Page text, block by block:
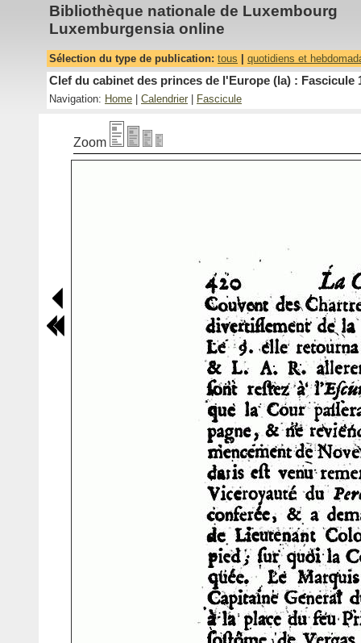
Bibliothèque nationale de Luxembourg
Luxemburgensia online
Sélection du type de publication: tous quotidiens et
Clef du cabinet des princes de l'Europe (la) : Fascicule
Navigation: Home Calendrier Fascicule
Zoom